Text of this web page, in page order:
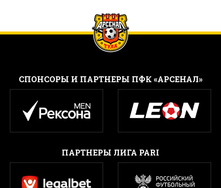
CПОНСОРЫ И ПАРТНЕРЫ ПФК «АРСЕНАЛ»
ПАРТНЕРЫ ЛИГА PARI